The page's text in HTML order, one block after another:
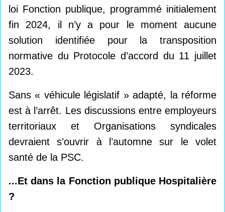
loi Fonction publique, programmé initialement
fin 2024, il n’y a pour le moment aucune
solution identifiée pour la transposition
normative du Protocole d’accord du 11 juillet
2023.
Sans « véhicule législatif » adapté, la réforme
est à l’arrêt. Les discussions entre employeurs
territoriaux et Organisations syndicales
devraient s’ouvrir à l’automne sur le volet
santé de la PSC.
...Et dans la Fonction publique Hospitalière
?